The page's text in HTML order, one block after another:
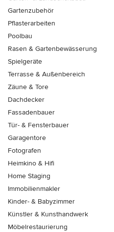
Gartenzubehör
Pflasterarbeiten
Poolbau
Rasen & Gartenbewässerung
Spielgeräte
Terrasse & Außenbereich
Zäune & Tore
Dachdecker
Fassadenbauer
Tür- & Fensterbauer
Garagentore
Fotografen
Heimkino & Hifi
Home Staging
Immobilienmakler
Kinder- & Babyzimmer
Künstler & Kunsthandwerk
Möbelrestaurierung